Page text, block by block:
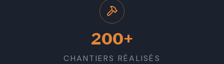
200+
CHANTIERS RÉALISÉS